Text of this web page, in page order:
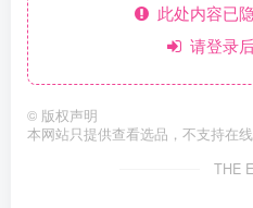
此处内容已
请登录
© 版权声明
本网站只提供查看选品，不支持在线
THE